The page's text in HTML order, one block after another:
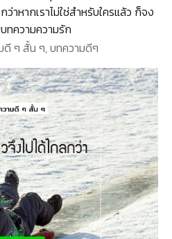
าหากเราไม่ใช่สำหรับใครแล้ว ก็จง
ทความความรัก
ดี ๆ สั้น ๆ,บทความดีๆ